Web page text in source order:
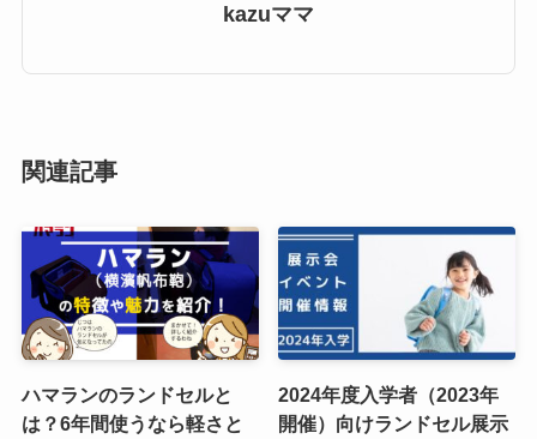
kazuママ
関連記事
ハマランのランドセルと
は？6年間使うなら軽さと
2024年度入学者（2023年
開催）向けランドセル展示